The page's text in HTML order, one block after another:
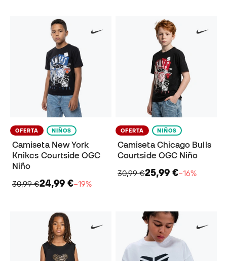
OFERTA NIÑOS
Camiseta New York
Knikcs Courtside OGC
Niño
30,99 €24,99 €−19%
OFERTA NIÑOS
Camiseta Chicago Bulls
Courtside OGC Niño
30,99 €25,99 €−16%